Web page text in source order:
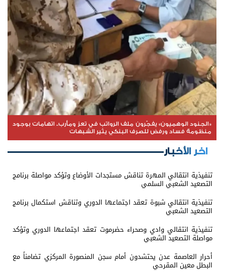
«الجنود الوهميون» يفجّرون ملف الرواتب في تعز ومأرب.. اتهامات بوجود
منظومة فساد ورفض للصرف البنكي يثير الشبهات
اخر الأخبار
تنفيذية انتقالي المهرة تناقش مستجدات الأوضاع وتؤكد مواصلة برنامج
التصعيد الشعبي السلمي
تنفيذية انتقالي شبوة تعقد اجتماعها الدوري وتناقش استكمال برنامج
التصعيد الشعبي
تنفيذية انتقالي وادي وصحراء حضرموت تعقد اجتماعها الدوري وتؤكد
مواصلة التصعيد الشعبي
أحرار العاصمة عدن يحتشدون أمام سجن المنصورة المركزي تضامناً مع
البطل معين المقرحي